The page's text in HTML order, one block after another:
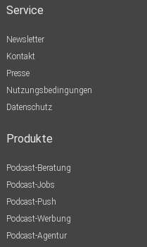
Service
Newsletter
Kontakt
Presse
Nutzungsbedingungen
Datenschutz
Produkte
Podcast-Beratung
Podcast-Jobs
Podcast-Push
Podcast-Werbung
Podcast-Agentur